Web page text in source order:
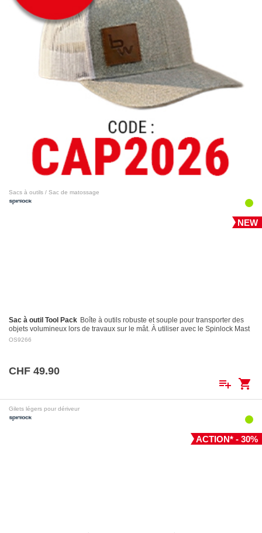
Sacs à outils / Sac de matossage
NEW
Sac à outil Tool Pack Boîte à outils robuste et souple pour transporter des
objets volumineux lors de travaux sur le mât. À utiliser avec le Spinlock Mast
Pro.
OS9266
CHF 49.90
playlist_add shopping_cart
Gilets légers pour dériveur
ACTION* - 30%